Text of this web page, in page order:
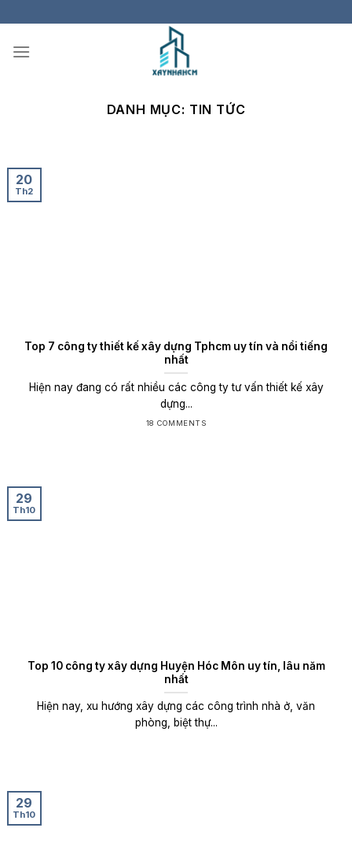
content
DANH MỤC: TIN TỨC
Top 7 công ty thiết kế xây dựng Tphcm uy tín và nổi tiếng
nhất
Hiện nay đang có rất nhiều các công ty tư vấn thiết kế xây
dựng...
18 COMMENTS
20
Th2
Top 10 công ty xây dựng Huyện Hóc Môn uy tín, lâu năm
nhất
Hiện nay, xu hướng xây dựng các công trình nhà ở, văn
phòng, biệt thự...
29
Th10
29
Th10